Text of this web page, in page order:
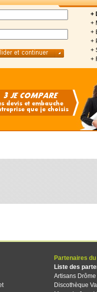
+
+
+
+
+
+
Partenaires
Liste des
Artisans Drôme
Discothèque